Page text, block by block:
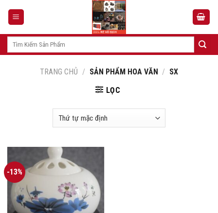
Tìm
TRANG CHỦ / SẢN PHẨM HOA VĂN / SX
LỌC
-13%